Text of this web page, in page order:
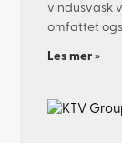
vindusvask
omfattet
Les mer »